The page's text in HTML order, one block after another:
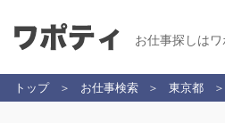
お仕事探しはワ
トップ お仕事検索 東京都